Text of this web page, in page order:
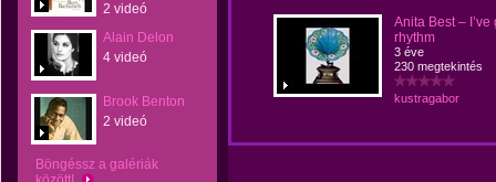
2 videó
Alain Delon
4 videó
Brook Benton
2 videó
Böngéssz a galériák
Anita Best – I’ve
rhythm
3 éve
230 megtekintés
kustragabor